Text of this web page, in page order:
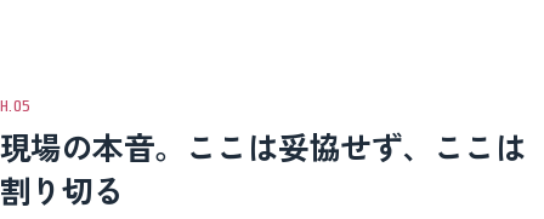
現場の本音。ここは妥協せず、ここは
割り切る